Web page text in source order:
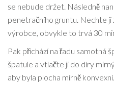
se nebude držet. Následně
penetračního gruntu. Nechte
výrobce, obvykle to trvá 30
Pak přichází na řadu samotná
špatule a vtlačte ji do díry
aby byla plocha mírně